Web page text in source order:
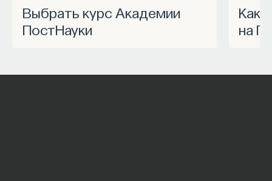
Выбрать курс Академии
ПостНауки
Как запустить спецпроект
на